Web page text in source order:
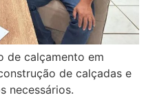
de calçamento em
de calçadas e
necessários.